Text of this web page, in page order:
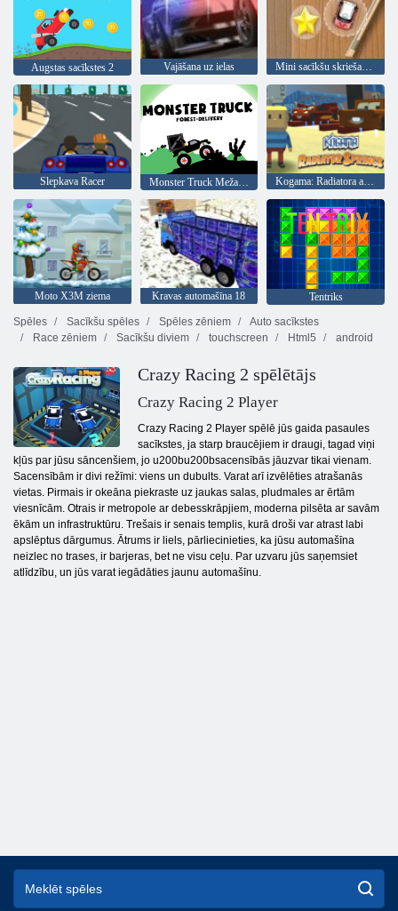
Augstas sacīkstes 2 Vajāšana uz ielas Mini sacīkšu skriešanās
Slepkava Racer Monster Truck Meža Piegāde Kogama: Radiatora avoti
Moto X3M ziema Kravas automašīna 18
Tentriks
Spēles
Sacīkšu spēles Spēles zēniem
Auto sacīkstes
Race zēniem
Sacīkšu diviem touchscreen Html5 android
Crazy Racing 2 spēlētājs
Crazy Racing 2 Player
Crazy Racing 2 Player spēlē jūs gaida pasaules
sacīkstes, ja starp braucējiem ir draugi, tagad viņi
kļūs par jūsu sāncenšiem, jo u200bu200bsacensībās jāuzvar tikai vienam.
Sacensībām ir divi režīmi: viens un dubults. Varat arī izvēlēties atrašanās
vietas. Pirmais ir okeāna piekraste uz jaukas salas, pludmales ar ērtām
viesnīcām. Otrais ir metropole ar debesskrāpjiem, moderna pilsēta ar savām
ēkām un infrastruktūru. Trešais ir senais templis, kurā droši var atrast labi
apslēptus dārgumus. Ātrums ir liels, pārliecinieties, ka jūsu automašīna
neizlec no trases, ir barjeras, bet ne visu ceļu. Par uzvaru jūs saņemsiet
atlīdzību, un jūs varat iegādāties jaunu automašīnu.